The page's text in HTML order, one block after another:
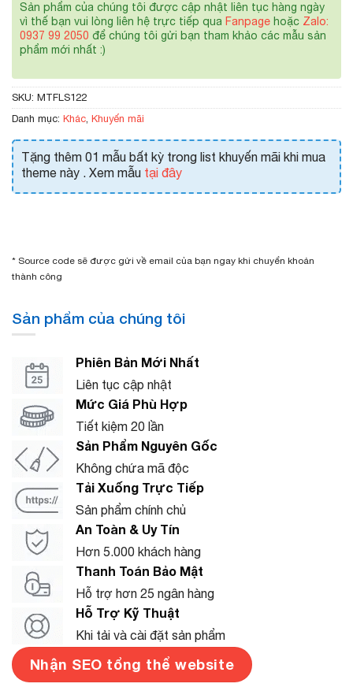
Sản phẩm của chúng tôi được cập nhật liên tục hàng ngày
vì thế bạn vui lòng liên hệ trực tiếp qua Fanpage hoặc Zalo:
0937 99 2050 để chúng tôi gửi bạn tham khảo các mẫu sản
phẩm mới nhất :)
SKU: MTFLS122
Danh mục: Khác Khuyến mãi
Tặng thêm 01 mẫu bất kỳ trong list khuyến mãi khi mua
theme này . Xem mẫu tại đây
* Source code sẽ được gửi về email của bạn ngay khi chuyển khoản
thành công
Sản phẩm của chúng tôi
Phiên Bản Mới Nhất
Liên tục cập nhật
Mức Giá Phù Hợp
Tiết kiệm 20 lần
Sản Phẩm Nguyên Gốc
Không chứa mã độc
Tải Xuống Trực Tiếp
Sản phẩm chính chủ
An Toàn & Uy Tín
Hơn 5.000 khách hàng
Thanh Toán Bảo Mật
Hỗ trợ hơn 25 ngân hàng
Hỗ Trợ Kỹ Thuật
Khi tải và cài đặt sản phẩm
Nhận SEO tổng thể website